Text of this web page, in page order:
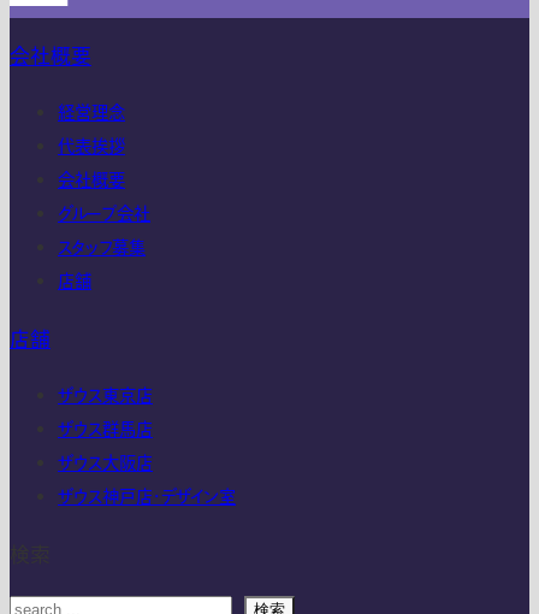
会社概要
経営理念
代表挨拶
会社概要
グループ会社
スタッフ募集
店舗
店舗
ザウス東京店
ザウス群馬店
ザウス大阪店
ザウス神戸店・デザイン室
検索